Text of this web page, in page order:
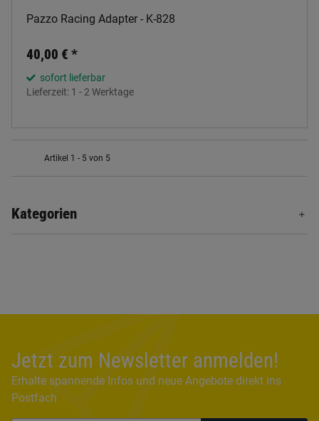
Pazzo Racing Adapter - K-828
40,00 € *
sofort lieferbar
Lieferzeit: 1 - 2 Werktage
Artikel 1 - 5 von 5
Kategorien
Jetzt zum Newsletter anmelden!
Erhalte spannende Infos und neue Angebote direkt ins
Postfach